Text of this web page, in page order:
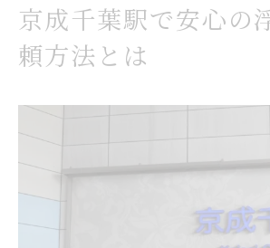
浮気調査統計から見るパートナ
最新統計で読み解く浮気調査
対策
浮気調査の統計数値が語る
浮気調査利用者の増加背景
京成千葉駅で安心の
頼方法とは